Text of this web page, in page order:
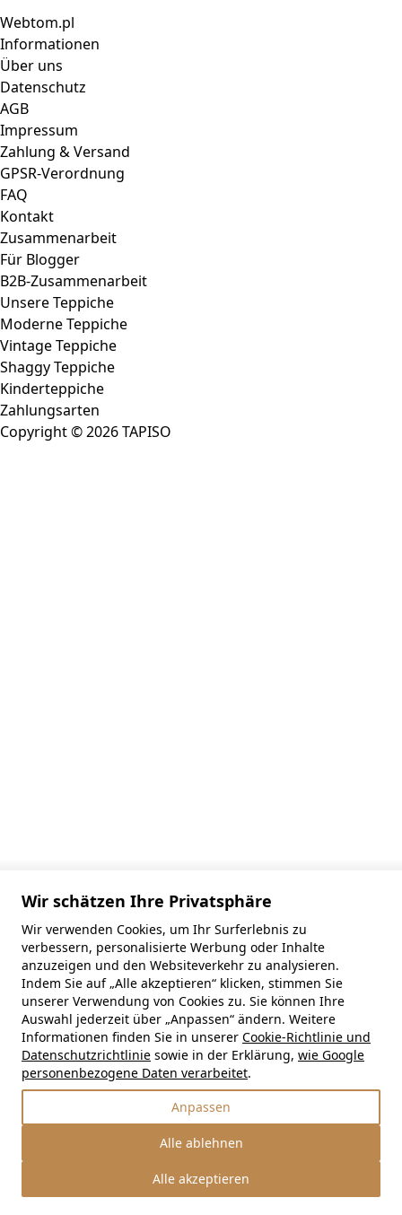
Webtom.pl
Informationen
Über uns
Datenschutz
AGB
Impressum
Zahlung & Versand
GPSR-Verordnung
FAQ
Kontakt
Zusammenarbeit
Für Blogger
B2B-Zusammenarbeit
Unsere Teppiche
Moderne Teppiche
Vintage Teppiche
Shaggy Teppiche
Kinderteppiche
Zahlungsarten
Copyright © 2026 TAPISO
Wir schätzen Ihre Privatsphäre
Wir verwenden Cookies, um Ihr Surferlebnis zu
verbessern, personalisierte Werbung oder Inhalte
anzuzeigen und den Websiteverkehr zu analysieren.
Indem Sie auf „Alle akzeptieren“ klicken, stimmen Sie
unserer Verwendung von Cookies zu. Sie können Ihre
Auswahl jederzeit über „Anpassen“ ändern. Weitere
Informationen finden Sie in unserer Cookie-Richtlinie und
Datenschutzrichtlinie sowie in der Erklärung, wie Google
personenbezogene Daten verarbeitet.
Anpassen
Alle ablehnen
Alle akzeptieren